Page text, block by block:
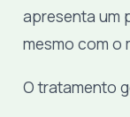
apresenta um
mesmo com o
O tratamento